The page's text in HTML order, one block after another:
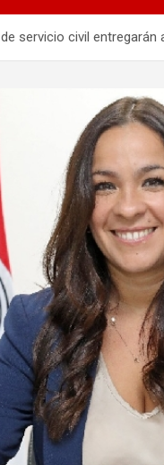
servicio civil entregarán